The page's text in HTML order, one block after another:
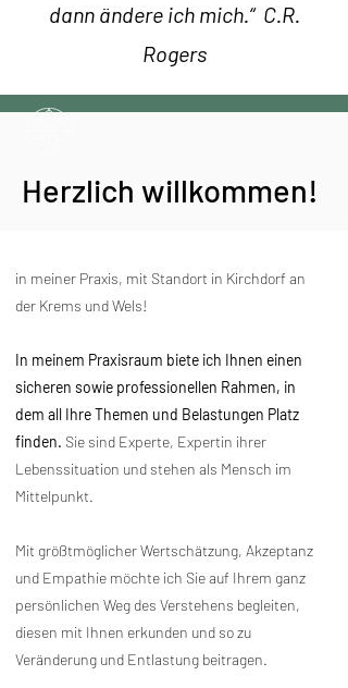
dann ändere ich mich.“ C.R.
Rogers
Herzlich willkommen!
in meiner Praxis, mit Standort in Kirchdorf an
der Krems und Wels!
In meinem Praxisraum biete ich Ihnen einen
sicheren sowie professionellen Rahmen, in
dem all Ihre Themen und Belastungen Platz
finden. Sie sind Experte, Expertin ihrer
Lebenssituation und stehen als Mensch im
Mittelpunkt.
Mit größtmöglicher Wertschätzung, Akzeptanz
und Empathie möchte ich Sie auf Ihrem ganz
persönlichen Weg des Verstehens begleiten,
diesen mit Ihnen erkunden und so zu
Veränderung und Entlastung beitragen.